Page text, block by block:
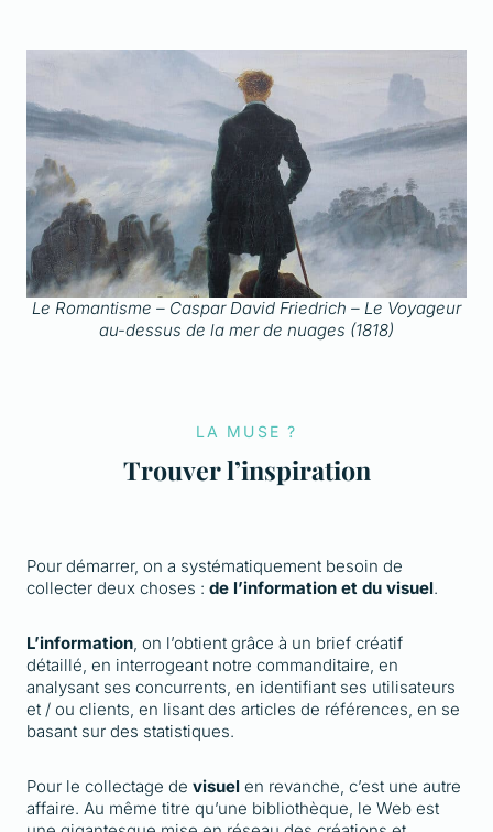
Le Romantisme – Caspar David Friedrich – Le Voyageur
au-dessus de la mer de nuages (1818)
LA MUSE ?
Trouver l’inspiration
Pour démarrer, on a systématiquement besoin de
collecter deux choses : de l’information et du visuel.
L’information, on l’obtient grâce à un brief créatif
détaillé, en interrogeant notre commanditaire, en
analysant ses concurrents, en identifiant ses utilisateurs
et / ou clients, en lisant des articles de références, en se
basant sur des statistiques.
Pour le collectage de visuel en revanche, c’est une autre
affaire. Au même titre qu’une bibliothèque, le Web est